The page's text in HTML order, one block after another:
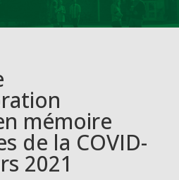
mémoire
de la COVID-
2021